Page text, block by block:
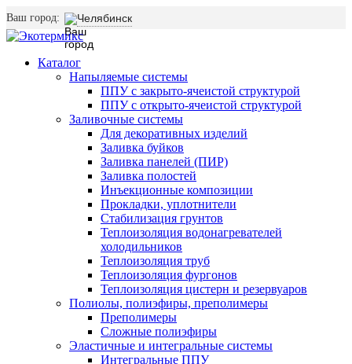
Ваш город: Челябинск
Каталог
Напыляемые системы
ППУ с закрыто-ячеистой структурой
ППУ с открыто-ячеистой структурой
Заливочные системы
Для декоративных изделий
Заливка буйков
Заливка панелей (ПИР)
Заливка полостей
Инъекционные композиции
Прокладки, уплотнители
Стабилизация грунтов
Теплоизоляция водонагревателей
холодильников
Теплоизоляция труб
Теплоизоляция фургонов
Теплоизоляция цистерн и резервуаров
Полиолы, полиэфиры, преполимеры
Преполимеры
Сложные полиэфиры
Эластичные и интегральные системы
Интегральные ППУ